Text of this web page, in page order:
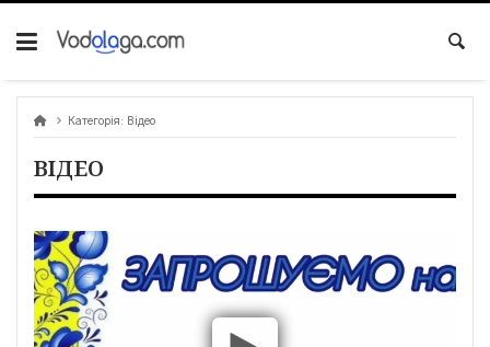
Категорія: Відео
ВІДЕО